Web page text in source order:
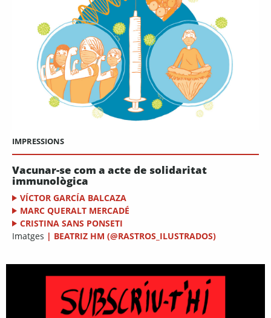
IMPRESSIONS
Vacunar-se com a acte de solidaritat
immunològica
VÍCTOR GARCÍA BALCAZA
MARC QUERALT MERCADÉ
CRISTINA SANS PONSETI
Imatges | BEATRIZ HM (@RASTROS_ILUSTRADOS)